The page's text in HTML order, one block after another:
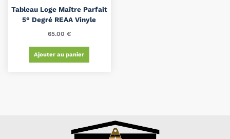
Tableau Loge Maître Parfait
5° Degré REAA Vinyle
65.00 €
Ajouter au panier